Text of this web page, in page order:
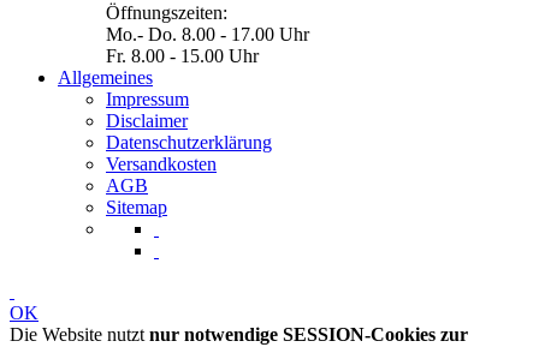
Öffnungszeiten:
Mo.- Do. 8.00 - 17.00 Uhr
Fr. 8.00 - 15.00 Uhr
Allgemeines
Impressum
Disclaimer
Datenschutzerklärung
Versandkosten
AGB
Sitemap
OK
Die Website nutzt nur notwendige SESSION-Cookies zur